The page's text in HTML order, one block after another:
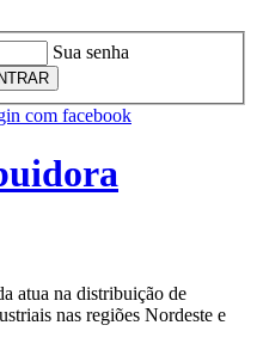
Sua senha
com facebook
atua na distribuição de
nas regiões Nordeste e